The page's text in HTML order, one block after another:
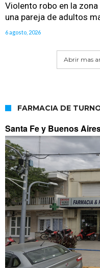
Violento robo en la
una pareja de adultos
6 agosto, 2026
Abrir mas
FARMACIA DE
Santa Fe y Buenos